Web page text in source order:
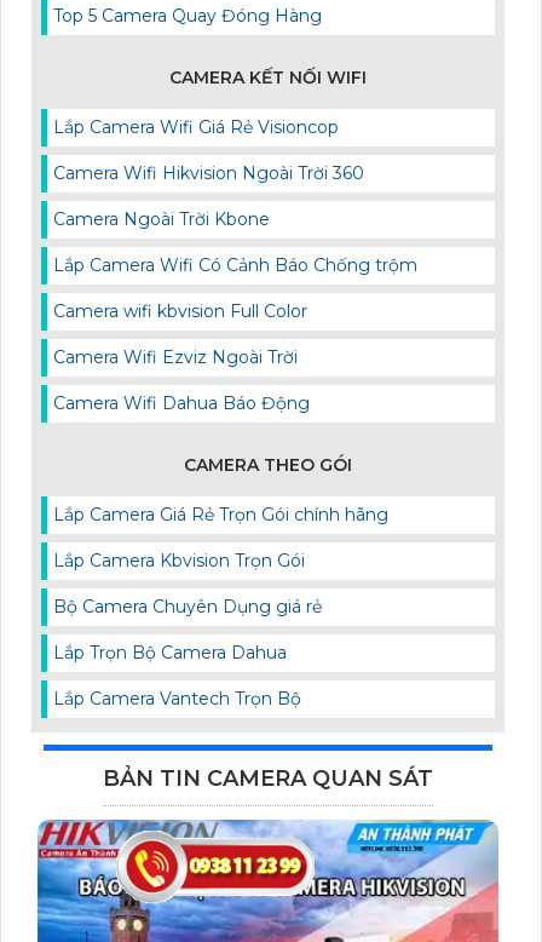
Top 5 Camera Quay Đóng Hàng
CAMERA KẾT NỐI WIFI
Lắp Camera Wifi Giá Rẻ Visioncop
Camera Wifi Hikvision Ngoài Trời 360
Camera Ngoài Trời Kbone
Lắp Camera Wifi Có Cảnh Báo Chống trộm
Camera wifi kbvision Full Color
Camera Wifi Ezviz Ngoài Trời
Camera Wifi Dahua Báo Động
CAMERA THEO GÓI
Lắp Camera Giá Rẻ Trọn Gói chính hãng
Lắp Camera Kbvision Trọn Gói
Bộ Camera Chuyên Dụng giá rẻ
Lắp Trọn Bộ Camera Dahua
Lắp Camera Vantech Trọn Bộ
BẢN TIN CAMERA QUAN SÁT